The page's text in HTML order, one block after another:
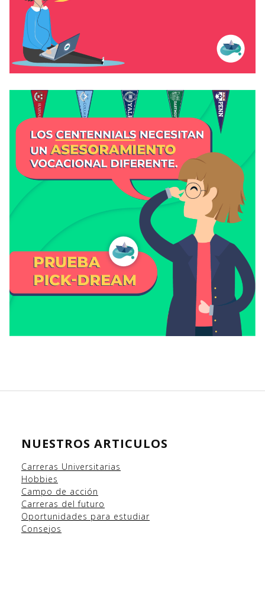
NUESTROS ARTICULOS
Carreras Universitarias
Hobbies
Campo de acción
Carreras del futuro
Oportunidades para estudiar
Consejos